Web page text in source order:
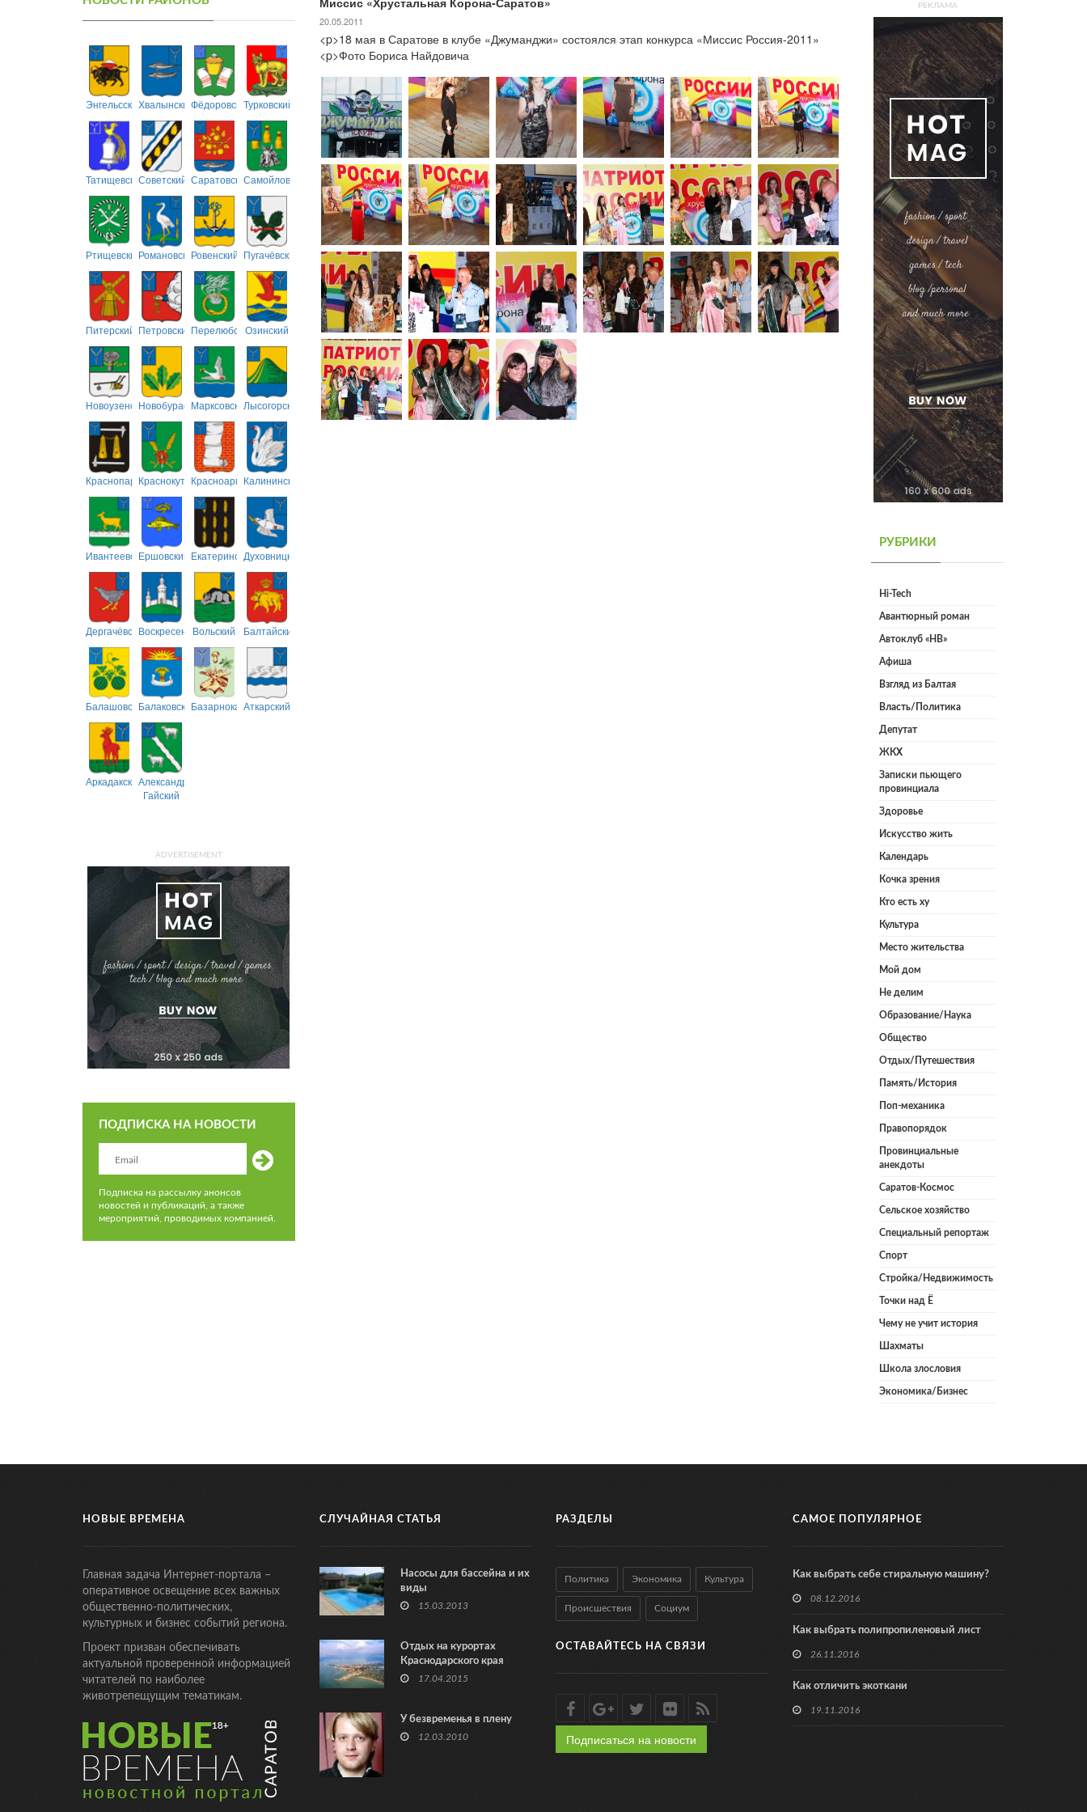
ЭнгельсскийХвалынскийФёдоровскийТурковский
ТатищевскийСоветский СаратовскийСамойловский
РтищевскийРомановскийРовенский Пугачёвский
Питерский ПетровскийПерелюбскийОзинский
НовоузенскийНовобурасскийМарксовскийЛысогорский
Краснопартизанский
КраснокутскийКрасноармейский
Калининский
ИвантеевскийЕршовский ЕкатериновскийДуховницкий
ДергачёвскийВоскресенскийВольский Балтайский
БалашовскийБалаковскийБазарнокарабулакский
Аткарский
АркадакскийАлександрово-
Гайский
ADVERTISEMENT
ПОДПИСКА НА НОВОСТИ
Подписка на рассылку анонсов
новостей и публикаций, а также
мероприятий, проводимых компанией.
20.05.2011
<p>18 мая в Саратове в клубе «Джуманджи» состоялся этап конкурса «Миссис Россия-2011»
<p>Фото Бориса Найдовича
РЕКЛАМА
РУБРИКИ
Hi-Tech
Авантюрный роман
Автоклуб «НВ»
Афиша
Взгляд из Балтая
Власть/Политика
Депутат
ЖКХ
Записки пьющего
провинциала
Здоровье
Искусство жить
Календарь
Кочка зрения
Кто есть ху
Культура
Место жительства
Мой дом
Не делим
Образование/Наука
Общество
Отдых/Путешествия
Память/История
Поп-механика
Правопорядок
Провинциальные
анекдоты
Саратов-Космос
Сельское хозяйство
Специальный репортаж
Спорт
Стройка/Недвижимость
Точки над Ё
Чему не учит история
Шахматы
Школа злословия
Экономика/Бизнес
НОВЫЕ ВРЕМЕНА
Главная задача Интернет-портала –
оперативное освещение всех важных
общественно-политических,
культурных и бизнес событий региона.
Проект призван обеспечивать
актуальной проверенной информацией
читателей по наиболее
животрепещущим тематикам.
СЛУЧАЙНАЯ СТАТЬЯ
Насосы для бассейна и их
виды
15.03.2013
Отдых на курортах
Краснодарского края
17.04.2015
У безвременья в плену
12.03.2010
РАЗДЕЛЫ
Политика Экономика Культура
Происшествия Социум
ОСТАВАЙТЕСЬ НА СВЯЗИ
Подписаться на новости
САМОЕ ПОПУЛЯРНОЕ
Как выбрать себе стиральную машину?
08.12.2016
Как выбрать полипропиленовый лист
26.11.2016
Как отличить экоткани
19.11.2016